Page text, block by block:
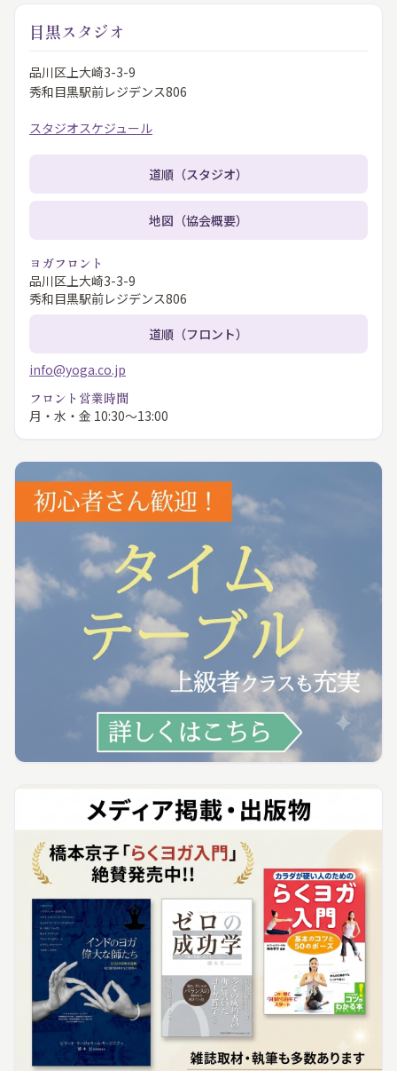
目黒スタジオ
品川区上大崎3-3-9
秀和目黒駅前レジデンス806
スタジオスケジュール
道順（スタジオ）
地図（協会概要）
ヨガフロント
品川区上大崎3-3-9
秀和目黒駅前レジデンス806
道順（フロント）
info@yoga.co.jp
フロント営業時間
月・水・金 10:30〜13:00